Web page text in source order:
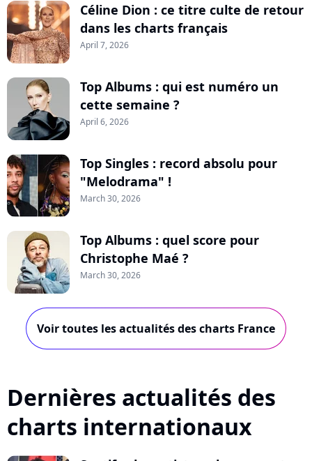
Céline Dion : ce titre culte de retour
dans les charts français
April 7, 2026
Top Albums : qui est numéro un
cette semaine ?
April 6, 2026
Top Singles : record absolu pour
"Melodrama" !
March 30, 2026
Top Albums : quel score pour
Christophe Maé ?
March 30, 2026
Voir toutes les actualités des charts France
Dernières actualités des
charts internationaux